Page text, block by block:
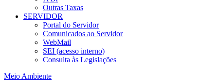
Outras Taxas
SERVIDOR
Portal do Servidor
Comunicados ao Servidor
WebMail
SEI (acesso interno)
Consulta às Legislações
Meio Ambiente